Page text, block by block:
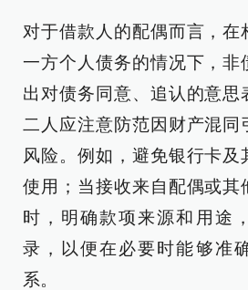
对于借款人的配偶而言，在
一方个人债务的情况下，非
出对债务同意、追认的意思
二人应注意防范因财产混同
风险。例如，避免银行卡及
使用；当接收来自配偶或其
时，明确款项来源和用途
录，以便在必要时能够准
系。